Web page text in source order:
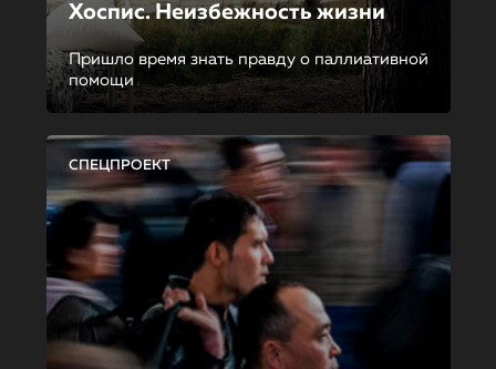
Хоспис. Неизбежность жизни
Пришло время знать правду о паллиативной
помощи
СПЕЦПРОЕКТ